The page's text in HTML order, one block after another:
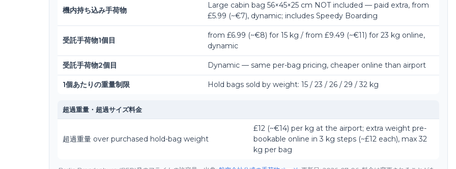
機内持ち込み手荷物
Large cabin bag 56×45×25 cm NOT included — paid extra, from
£5.99 (~€7), dynamic; includes Speedy Boarding
受託手荷物1個目
from £6.99 (~€8) for 15 kg / from £9.49 (~€11) for 23 kg online,
dynamic
受託手荷物2個目 Dynamic — same per-bag pricing, cheaper online than airport
1個あたりの重量制限 Hold bags sold by weight: 15 / 23 / 26 / 29 / 32 kg
超過重量・超過サイズ料金
超過重量 over purchased hold-bag weight
£12 (~€14) per kg at the airport; extra weight pre-
bookable online in 3 kg steps (~£12 each), max 32
kg per bag